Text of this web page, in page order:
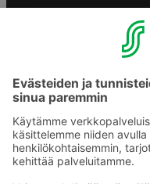
S-ostoslista -sovellus
Prisma.fi
Sokos.fi
S-Pankki
Yhteishyvä
Sokos Hotels